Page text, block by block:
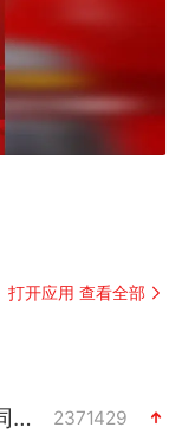
打开应用 查看全部
沙特土耳其巴基斯坦签署共同防务协议 2371429